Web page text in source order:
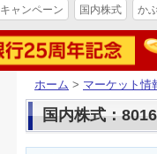
キャンペーン 国内株式 か
ホーム > マーケット情
国内株式：